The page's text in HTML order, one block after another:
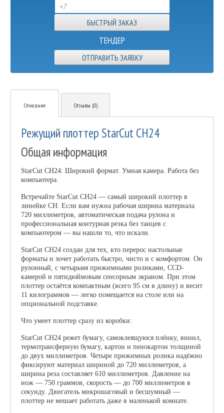
ТЕНДЕР
ОТПРАВИТЬ ЗАЯВКУ
Описание Отзывы (0)
Режущий плоттер StarCut CH24
Общая информация
StarCut CH24: Широкий формат. Умная камера. Работа без
компьютера.
Встречайте StarCut CH24 — самый широкий плоттер в
линейке CH. Если вам нужна рабочая ширина материала
720 миллиметров, автоматическая подача рулона и
профессиональная контурная резка без танцев с
компьютером — вы нашли то, что искали.
StarCut CH24 создан для тех, кто перерос настольные
форматы и хочет работать быстро, чисто и с комфортом. Он
рулонный, с четырьмя прижимными роликами, CCD-
камерой и пятидюймовым сенсорным экраном. При этом
плоттер остаётся компактным (всего 95 см в длину) и весит
11 килограммов — легко помещается на столе или на
опциональной подставке.
Что умеет плоттер сразу из коробки:
StarCut CH24 режет бумагу, самоклеящуюся плёнку, винил,
термотрансферную бумагу, картон и пенокартон толщиной
до двух миллиметров. Четыре прижимных ролика надёжно
фиксируют материал шириной до 720 миллиметров, а
ширина реза составляет 610 миллиметров. Давление на
нож — 750 граммов, скорость — до 700 миллиметров в
секунду. Двигатель микрошаговый и бесшумный —
плоттер не мешает работать даже в маленькой комнате.